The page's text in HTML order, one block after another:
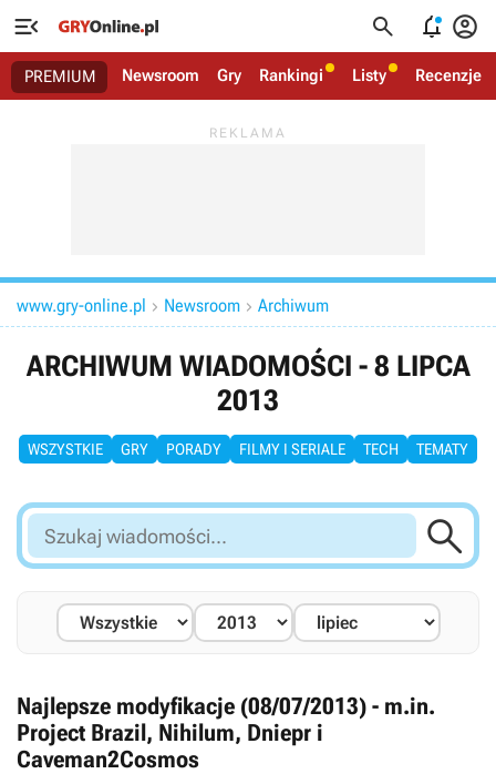
   
PREMIUM Newsroom Gry Rankingi Listy Recenzje
www.gry-online.pl  Newsroom  Archiwum
ARCHIWUM WIADOMOŚCI - 8 LIPCA
2013
WSZYSTKIE GRY PORADY FILMY I SERIALE TECH TEMATY
Szukaj
wiadomości...

Najlepsze modyfikacje (08/07/2013) - m.in.
Project Brazil, Nihilum, Dniepr i
Caveman2Cosmos